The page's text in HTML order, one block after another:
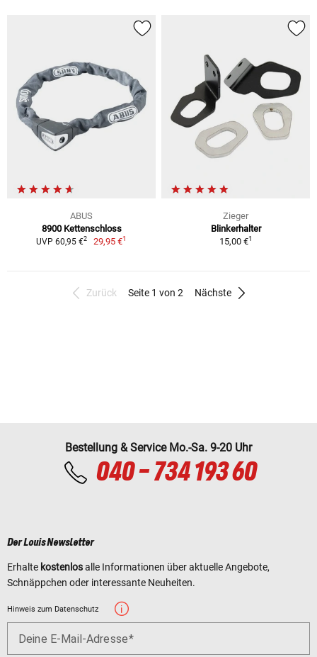
ABUS
8900 Kettenschloss
UVP 60,95 €2 29,95 €1
Zieger
Blinkerhalter
15,00 €1
Zurück Seite 1 von 2 Nächste
Bestellung & Service Mo.-Sa. 9-20 Uhr
040 - 734 193 60
Der Louis Newsletter
Erhalte kostenlosalle Informationen über aktuelle Angebote,
Schnäppchen oder interessante Neuheiten.
Hinweis zum Datenschutz
Deine E-Mail-Adresse